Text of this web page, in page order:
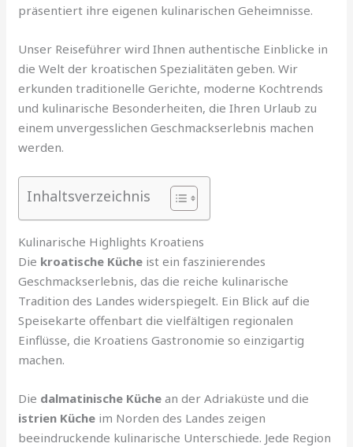
präsentiert ihre eigenen kulinarischen Geheimnisse.
Unser Reiseführer wird Ihnen authentische Einblicke in
die Welt der kroatischen Spezialitäten geben. Wir
erkunden traditionelle Gerichte, moderne Kochtrends
und kulinarische Besonderheiten, die Ihren Urlaub zu
einem unvergesslichen Geschmackserlebnis machen
werden.
Inhaltsverzeichnis
Kulinarische Highlights Kroatiens
Die kroatische Küche ist ein faszinierendes
Geschmackserlebnis, das die reiche kulinarische
Tradition des Landes widerspiegelt. Ein Blick auf die
Speisekarte offenbart die vielfältigen regionalen
Einflüsse, die Kroatiens Gastronomie so einzigartig
machen.
Die dalmatinische Küche an der Adriaküste und die
istrien Küche im Norden des Landes zeigen
beeindruckende kulinarische Unterschiede. Jede Region